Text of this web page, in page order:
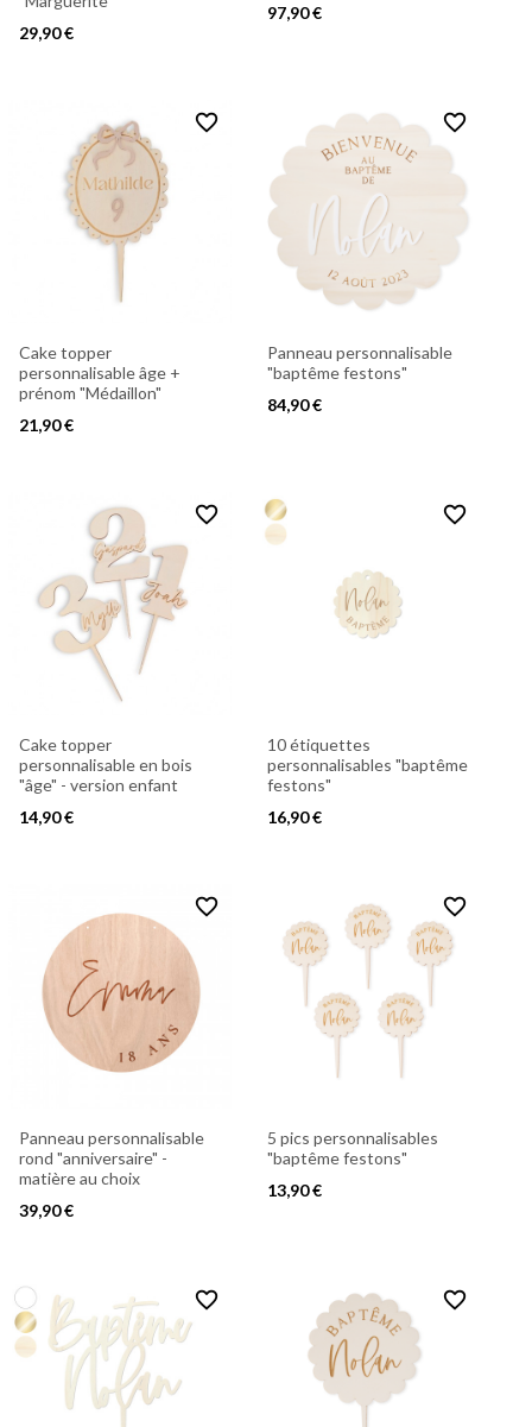
29,90 €
97,90 €
favorite_border
Cake topper
personnalisable âge +
prénom "Médaillon"
21,90 €
favorite_border
Panneau personnalisable
"baptême festons"
84,90 €
favorite_border
Cake topper
personnalisable en bois
"âge" - version enfant
14,90 €
favorite_border
10 étiquettes
personnalisables "baptême
festons"
16,90 €
favorite_border
Panneau personnalisable
rond "anniversaire" -
matière au choix
39,90 €
favorite_border
5 pics personnalisables
"baptême festons"
13,90 €
favorite_border favorite_border